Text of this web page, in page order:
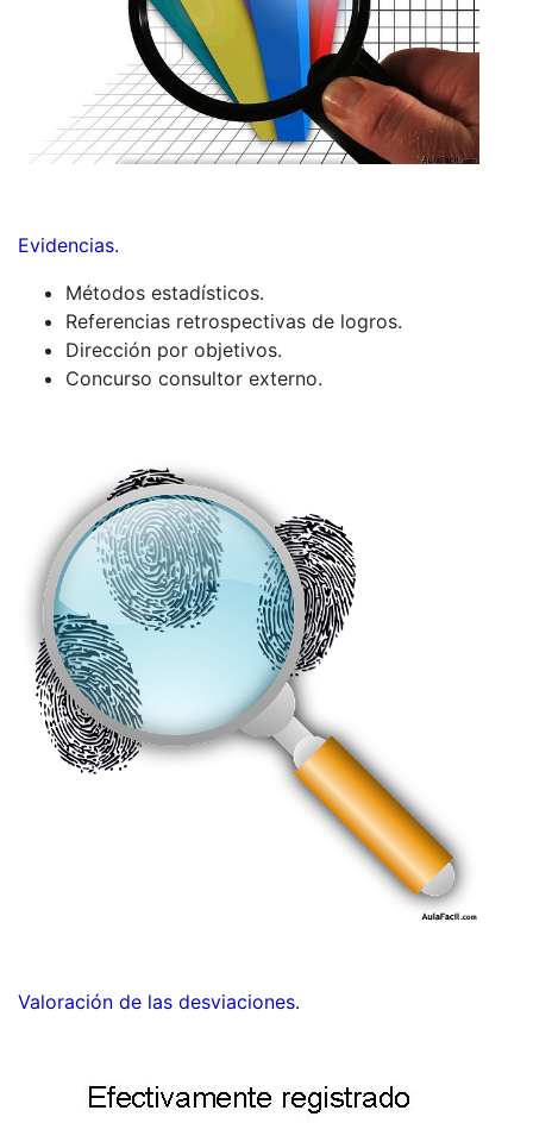
Evidencias.
Métodos estadísticos.
Referencias retrospectivas de logros.
Dirección por objetivos.
Concurso consultor externo.
Valoración de las desviaciones.